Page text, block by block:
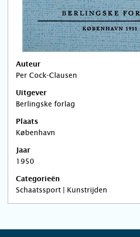
Auteur
Per Cock-Clausen
Uitgever
Berlingske forlag
Plaats
København
Jaar
1950
Categorieën
Schaatssport | Kunstrijden